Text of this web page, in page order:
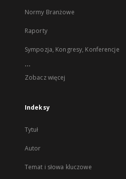
Normy Branżowe
Raporty
Sympozja, Kongresy, Konferencje
...
Zobacz więcej
Indeksy
Tytuł
Autor
Temat i słowa kluczowe